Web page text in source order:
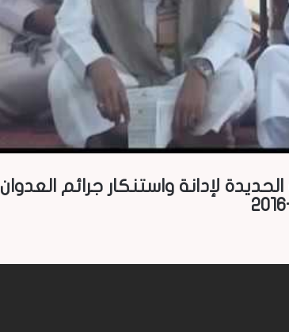
لإدانة واستنكار جرائم العدوان